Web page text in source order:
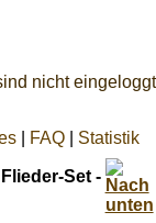
nicht eingeloggt
FAQ Statistik
Set -